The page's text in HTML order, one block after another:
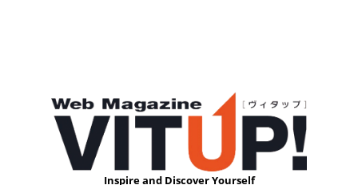
Inspire and Discover Yourself